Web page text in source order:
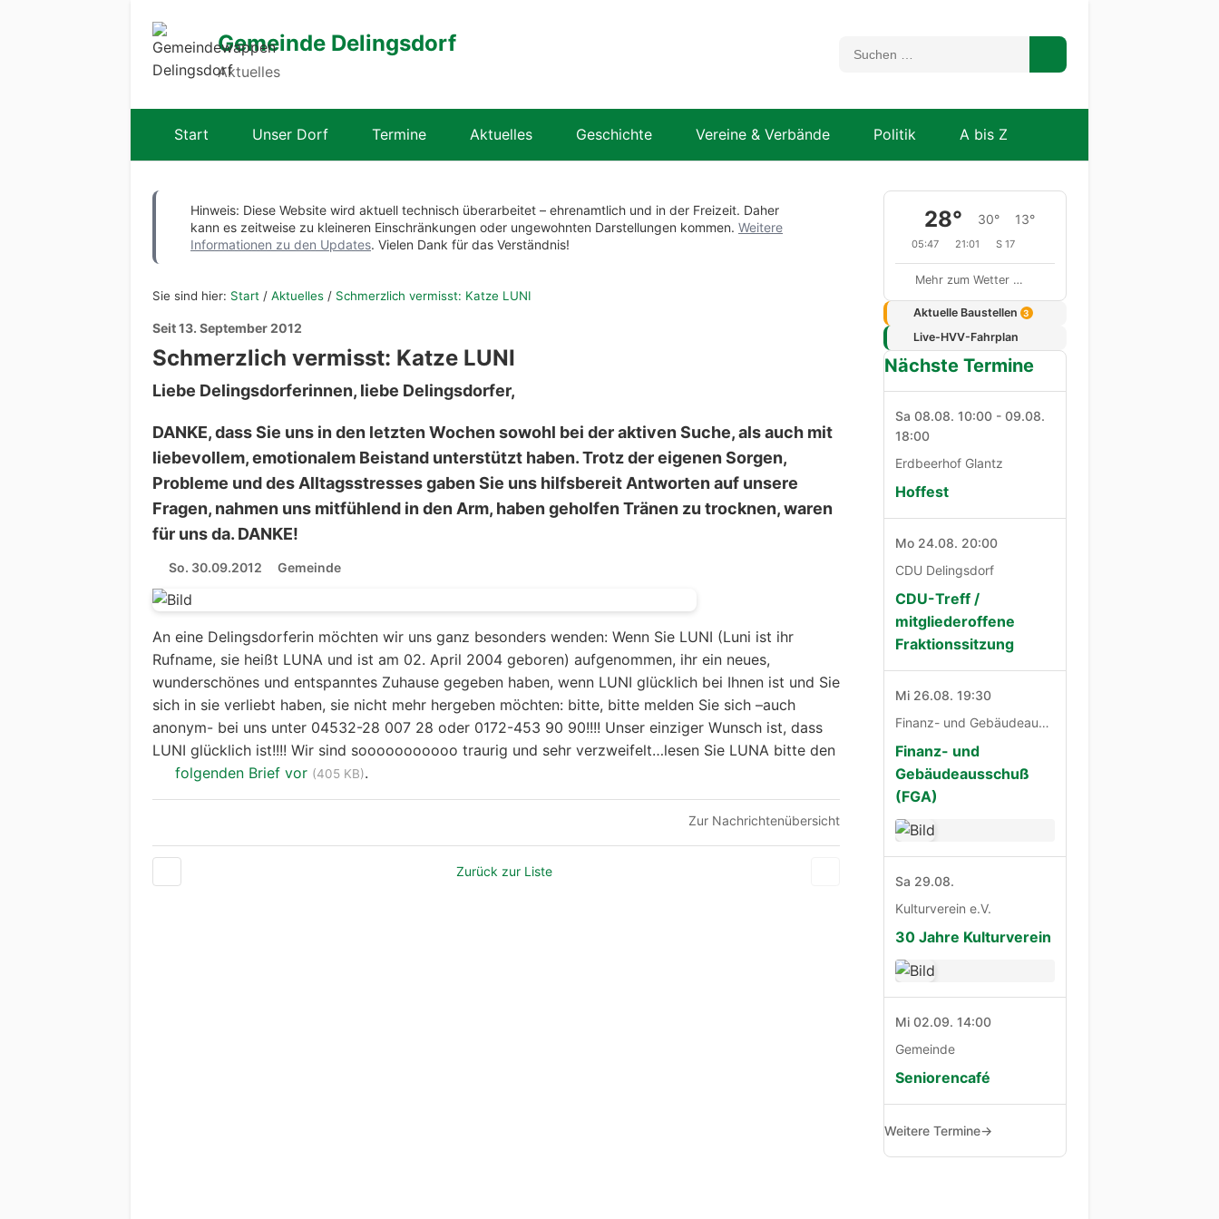
Gemeinde Delingsdorf
Aktuelles
Start Unser Dorf Termine Aktuelles Geschichte Vereine & Verbände Politik A bis Z
Hinweis: Diese Website wird aktuell technisch überarbeitet – ehrenamtlich und in der Freizeit. Daher
kann es zeitweise zu kleineren Einschränkungen oder ungewohnten Darstellungen kommen. Weitere
Informationen zu den Updates. Vielen Dank für das Verständnis!
Sie sind hier: Start / Aktuelles / Schmerzlich vermisst: Katze LUNI
Seit 13. September 2012
Schmerzlich vermisst: Katze LUNI
Liebe Delingsdorferinnen, liebe Delingsdorfer,
DANKE, dass Sie uns in den letzten Wochen sowohl bei der aktiven Suche, als auch mit
liebevollem, emotionalem Beistand unterstützt haben. Trotz der eigenen Sorgen,
Probleme und des Alltagsstresses gaben Sie uns hilfsbereit Antworten auf unsere
Fragen, nahmen uns mitfühlend in den Arm, haben geholfen Tränen zu trocknen, waren
für uns da. DANKE!
So. 30.09.2012 Gemeinde
An eine Delingsdorferin möchten wir uns ganz besonders wenden: Wenn Sie LUNI (Luni ist ihr
Rufname, sie heißt LUNA und ist am 02. April 2004 geboren) aufgenommen, ihr ein neues,
wunderschönes und entspanntes Zuhause gegeben haben, wenn LUNI glücklich bei Ihnen ist und Sie
sich in sie verliebt haben, sie nicht mehr hergeben möchten: bitte, bitte melden Sie sich –auch
anonym- bei uns unter 04532-28 007 28 oder 0172-453 90 90!!!! Unser einziger Wunsch ist, dass
LUNI glücklich ist!!!! Wir sind sooooooooooo traurig und sehr verzweifelt…lesen Sie LUNA bitte den
folgenden Brief vor (405 KB).
Zur Nachrichtenübersicht
Zurück zur Liste
28° 30° 13°
05:47 21:01 S 17
Mehr zum Wetter …
Aktuelle Baustellen 3
Live-HVV-Fahrplan
Nächste Termine
Sa 08.08. 10:00 - 09.08.
18:00
Erdbeerhof Glantz
Hoffest
Mo 24.08. 20:00
CDU Delingsdorf
CDU-Treff /
mitgliederoffene
Fraktionssitzung
Mi 26.08. 19:30
Finanz- und Gebäudeausschuß
Finanz- und
Gebäudeausschuß
(FGA)
Sa 29.08.
Kulturverein e.V.
30 Jahre Kulturverein
Mi 02.09. 14:00
Gemeinde
Seniorencafé
Weitere Termine→